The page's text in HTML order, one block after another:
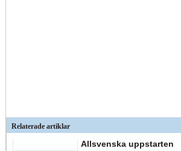
Relaterade artiklar
Allsvenska uppstarten